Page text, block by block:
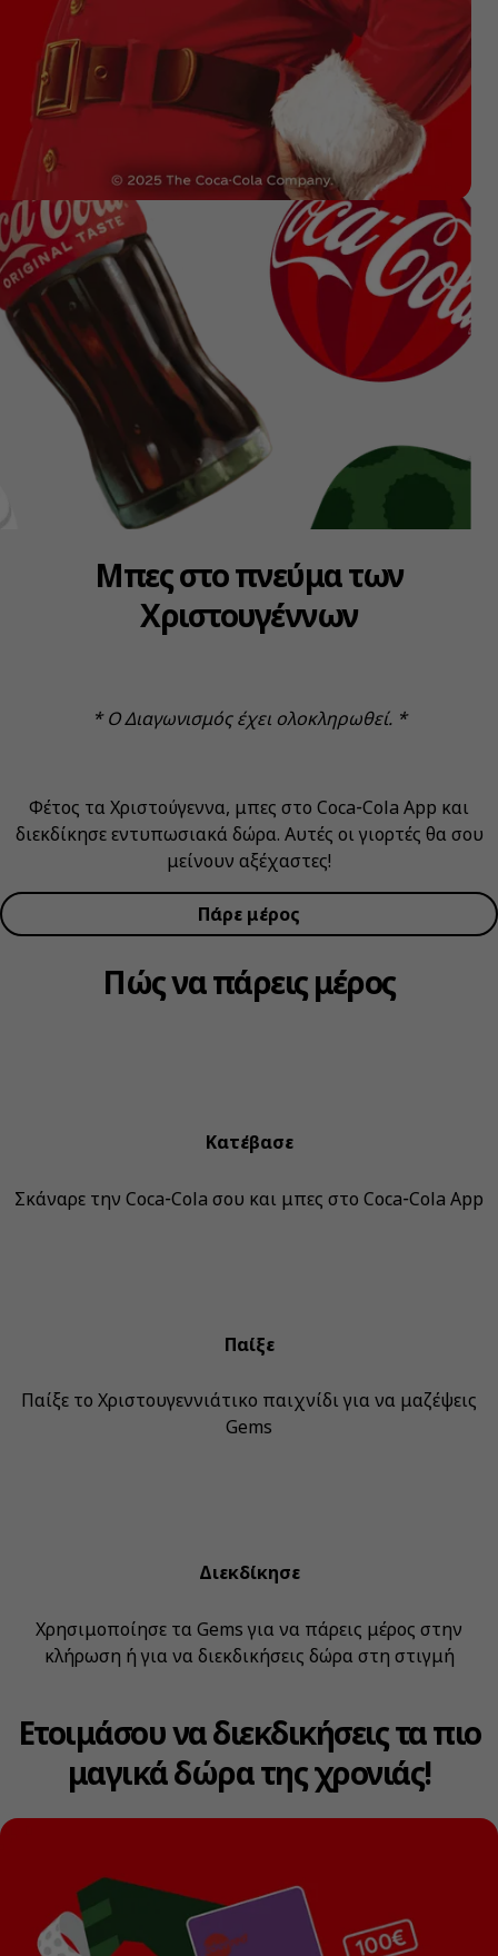
Μπες στο πνεύμα των
Χριστουγέννων
* Ο Διαγωνισμός έχει ολοκληρωθεί. *
Φέτος τα Χριστούγεννα, μπες στο Coca‑Cola App και
διεκδίκησε εντυπωσιακά δώρα. Αυτές οι γιορτές θα σου
μείνουν αξέχαστες!
Πάρε μέρος
Πώς να πάρεις μέρος
Κατέβασε
Σκάναρε την Coca‑Cola σου και μπες στο Coca‑Cola App
Παίξε
Παίξε το Χριστουγεννιάτικο παιχνίδι για να μαζέψεις
Gems
Διεκδίκησε
Χρησιμοποίησε τα Gems για να πάρεις μέρος στην
κλήρωση ή για να διεκδικήσεις δώρα στη στιγμή
Ετοιμάσου να διεκδικήσεις τα πιο
μαγικά δώρα της χρονιάς!